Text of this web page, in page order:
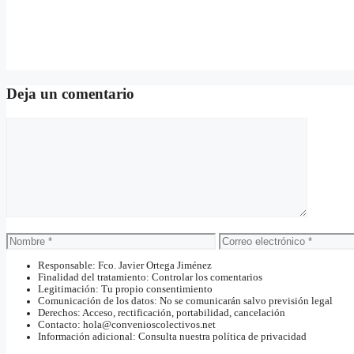
Deja un comentario
Nombre
Correo
electrónico
Responsable: Fco. Javier Ortega Jiménez
Finalidad del tratamiento: Controlar los comentarios
Legitimación: Tu propio consentimiento
Comunicación de los datos: No se comunicarán salvo previsión legal
Derechos: Acceso, rectificación, portabilidad, cancelación
Contacto: hola@convenioscolectivos.net
Información adicional: Consulta nuestra política de privacidad